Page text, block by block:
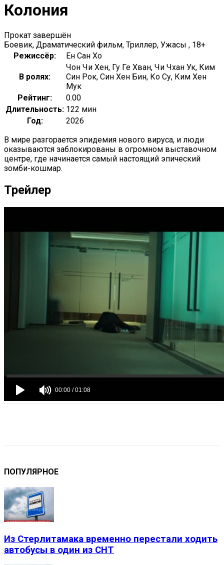
Колония
Прокат завершён
Боевик, Драматический фильм, Триллер, Ужасы , 18+
Режиссёр:
Ен Сан Хо
В ролях:
Чон Чи Хен, Гу Ге Хван, Чи Чхан Ук, Ким
Син Рок, Син Хен Бин, Ко Су, Ким Хен
Мук
Рейтинг:
0.00
Длительность: 122 мин
Год:
2026
В мире разгорается эпидемия нового вируса, и люди
оказываются заблокированы в огромном выставочном
центре, где начинается самый настоящий эпический
зомби-кошмар.
Трейлер
ПОПУЛЯРНОЕ
Из Стерлитамака временно перестали ходить
автобусы в один из СНТ